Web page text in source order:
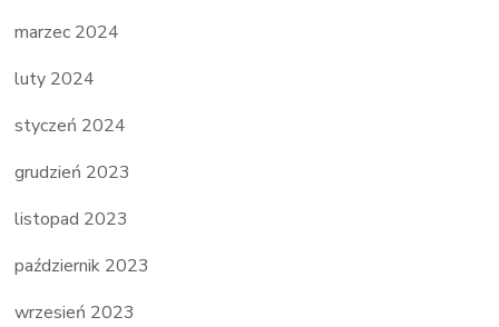
marzec 2024
luty 2024
styczeń 2024
grudzień 2023
listopad 2023
październik 2023
wrzesień 2023